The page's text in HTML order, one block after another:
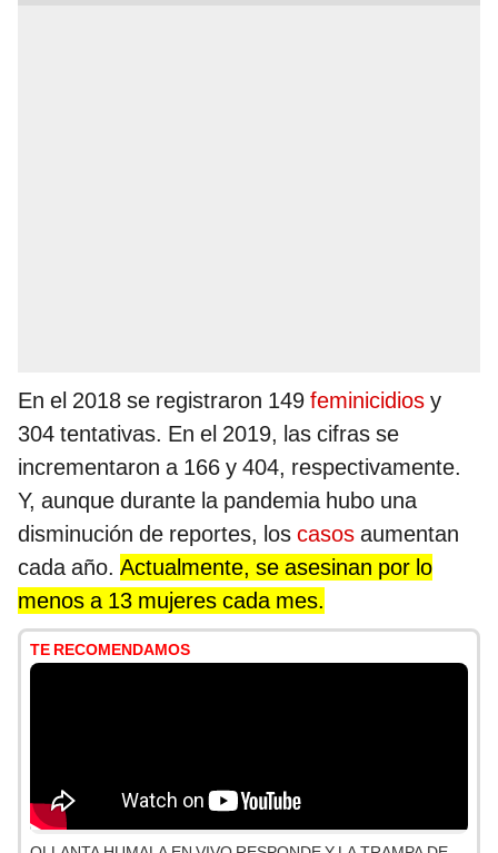
En el 2018 se registraron 149 feminicidios y
304 tentativas. En el 2019, las cifras se
incrementaron a 166 y 404, respectivamente.
Y, aunque durante la pandemia hubo una
disminución de reportes, los casos aumentan
cada año. Actualmente, se asesinan por lo
menos a 13 mujeres cada mes.
TE RECOMENDAMOS